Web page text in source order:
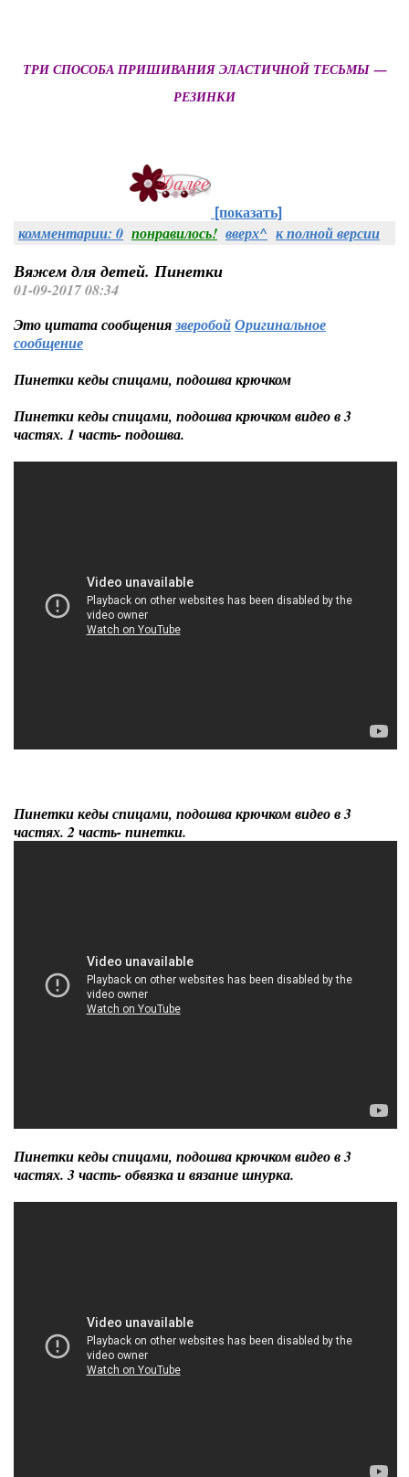
ТРИ СПОСОБА ПРИШИВАНИЯ ЭЛАСТИЧНОЙ ТЕСЬМЫ —
РЕЗИНКИ
[показать]
комментарии: 0 понравилось! вверх^ к полной версии
Вяжем для детей. Пинетки
01-09-2017 08:34
Это цитата сообщениязверобойОригинальное
сообщение
Пинетки кеды спицами, подошва крючком
Пинетки кеды спицами, подошва крючком видео в 3
частях. 1 часть- подошва.
Пинетки кеды спицами, подошва крючком видео в 3
частях. 2 часть- пинетки.
Пинетки кеды спицами, подошва крючком видео в 3
частях. 3 часть- обвязка и вязание шнурка.